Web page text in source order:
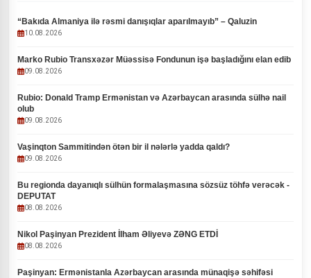
“Bakıda Almaniya ilə rəsmi danışıqlar aparılmayıb” – Qaluzin
10.08.2026
Marko Rubio Transxəzər Müəssisə Fondunun işə başladığını elan edib
09.08.2026
Rubio: Donald Tramp Ermənistan və Azərbaycan arasında sülhə nail
olub
09.08.2026
Vaşinqton Sammitindən ötən bir il nələrlə yadda qaldı?
09.08.2026
Bu regionda dayanıqlı sülhün formalaşmasına sözsüz töhfə verəcək -
DEPUTAT
08.08.2026
Nikol Paşinyan Prezident İlham Əliyevə ZƏNG ETDİ
08.08.2026
Paşinyan: Ermənistanla Azərbaycan arasında münaqişə səhifəsi